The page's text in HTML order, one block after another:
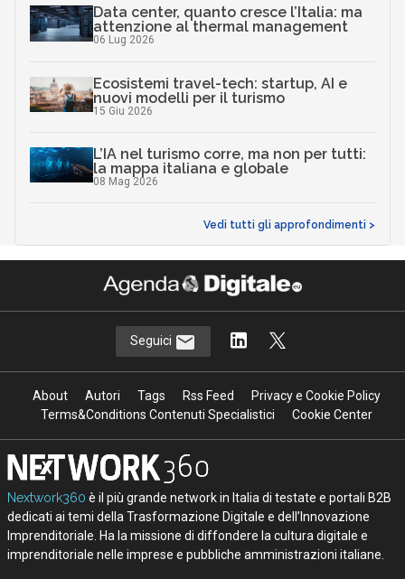
Data center, quanto cresce l’Italia: ma
attenzione al thermal management
06 Lug 2026
Ecosistemi travel-tech: startup, AI e
nuovi modelli per il turismo
15 Giu 2026
L’IA nel turismo corre, ma non per tutti:
la mappa italiana e globale
08 Mag 2026
Vedi tutti gli approfondimenti >
Seguici
About Autori Tags Rss Feed
Privacy e Cookie Policy
Terms&Conditions Contenuti Specialistici
Cookie Center
Nextwork360 è il più grande network in Italia di testate e portali B2B
dedicati ai temi della Trasformazione Digitale e dell’Innovazione
Imprenditoriale. Ha la missione di diffondere la cultura digitale e
imprenditoriale nelle imprese e pubbliche amministrazioni italiane.